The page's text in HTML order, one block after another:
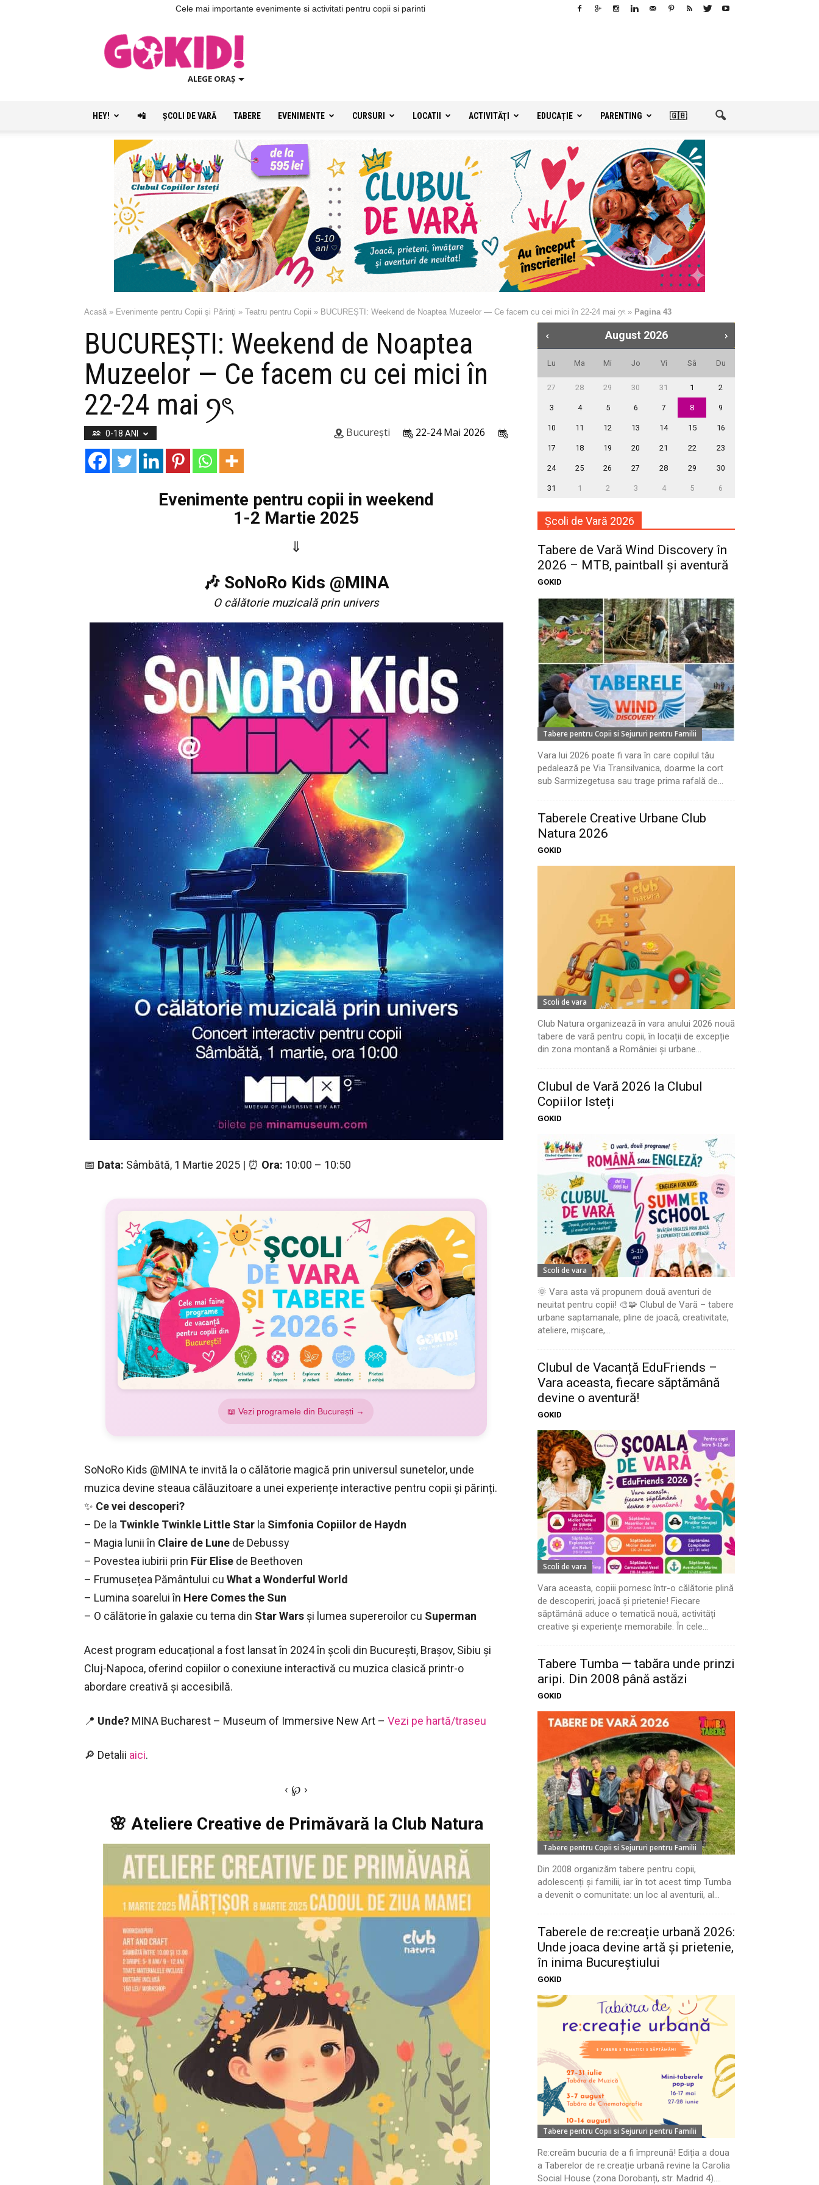
Cele mai importante evenimente si activitati pentru copii si parinti
ALEGE ORAȘ
HEY! 📲 ŞCOLI DE VARĂ TABERE EVENIMENTE CURSURI LOCATII ACTIVITĂŢI EDUCAȚIE PARENTING 🇬🇧
Acasă » Evenimente pentru Copii şi Părinţi » Teatru pentru Copii » BUCUREȘTI: Weekend de Noaptea Muzeelor — Ce facem cu cei mici în 22-24 mai ꪆৎ » Pagina 43
BUCUREȘTI: Weekend de Noaptea
Muzeelor — Ce facem cu cei mici în
22-24 mai ꪆৎ
0-18 ANI 22-24 Mai 2026
București
Evenimente pentru copii in weekend
1-2 Martie 2025
⇓
🎶 SoNoRo Kids @MINA
O călătorie muzicală prin univers
📅 Data: Sâmbătă, 1 Martie 2025 | ⏰ Ora: 10:00 – 10:50
📖 Vezi programele din București →
SoNoRo Kids @MINA te invită la o călătorie magică prin universul sunetelor, unde
muzica devine steaua călăuzitoare a unei experiențe interactive pentru copii și părinți.
✨ Ce vei descoperi?
– De la Twinkle Twinkle Little Star la Simfonia Copiilor de Haydn
– Magia lunii în Claire de Lune de Debussy
– Povestea iubirii prin Für Elise de Beethoven
– Frumusețea Pământului cu What a Wonderful World
– Lumina soarelui în Here Comes the Sun
– O călătorie în galaxie cu tema din Star Wars și lumea supereroilor cu Superman
Acest program educațional a fost lansat în 2024 în școli din București, Brașov, Sibiu și
Cluj-Napoca, oferind copiilor o conexiune interactivă cu muzica clasică printr-o
abordare creativă și accesibilă.
📍 Unde? MINA Bucharest – Museum of Immersive New Art – Vezi pe hartă/traseu
🔎 Detalii aici.
‹ ℘ ›
🌸 Ateliere Creative de Primăvară la Club Natura
August 2026
Lu Ma Mi Jo Vi Sâ Du
27 28 29 30 31 1 2
3 4 5 6 7 8 9
10 11 12 13 14 15 16
17 18 19 20 21 22 23
24 25 26 27 28 29 30
31 1 2 3 4 5 6
Școli de Vară 2026
Tabere de Vară Wind Discovery în
2026 – MTB, paintball și aventură
GOKID
Tabere pentru Copii si Sejururi pentru Familii
Vara lui 2026 poate fi vara în care copilul tău
pedalează pe Via Transilvanica, doarme la cort
sub Sarmizegetusa sau trage prima rafală de...
Taberele Creative Urbane Club
Natura 2026
GOKID
Scoli de vara
Club Natura organizează în vara anului 2026 nouă
tabere de vară pentru copii, în locații de excepție
din zona montană a României și urbane...
Clubul de Vară 2026 la Clubul
Copiilor Isteți
GOKID
Scoli de vara
🌞 Vara asta vă propunem două aventuri de
neuitat pentru copii! 🎨🧩 Clubul de Vară – tabere
urbane saptamanale, pline de joacă, creativitate,
ateliere, mișcare,...
Clubul de Vacanță EduFriends –
Vara aceasta, fiecare săptămână
devine o aventură!
GOKID
Scoli de vara
Vara aceasta, copiii pornesc într-o călătorie plină
de descoperiri, joacă și prietenie! Fiecare
săptămână aduce o tematică nouă, activități
creative și experiențe memorabile. În cele...
Tabere Tumba — tabăra unde prinzi
aripi. Din 2008 până astăzi
GOKID
Tabere pentru Copii si Sejururi pentru Familii
Din 2008 organizăm tabere pentru copii,
adolescenți și familii, iar în tot acest timp Tumba
a devenit o comunitate: un loc al aventurii, al...
Taberele de re:creație urbană 2026:
Unde joaca devine artă și prietenie,
în inima Bucureștiului
GOKID
Tabere pentru Copii si Sejururi pentru Familii
Re:creăm bucuria de a fi împreună! Ediția a doua
a Taberelor de re:creație urbană revine la Carolia
Social House (zona Dorobanți, str. Madrid 4)....